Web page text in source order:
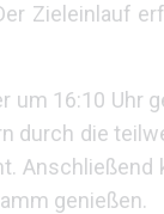
Zieleinlauf
um 16:10 Uhr
durch die
genießen.